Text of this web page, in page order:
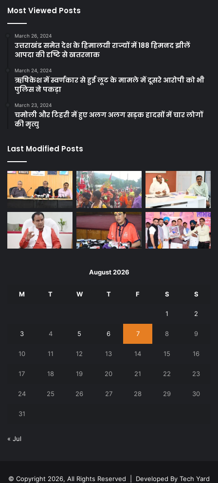
Most Viewed Posts
March 26, 2024
उत्तराखंड समेत देश के हिमालयी राज्यों में 188 हिमनद झीलें
आपदा की दृष्टि से खतरनाक
March 24, 2024
ऋषिकेश में स्वर्णकार से हुई लूट के मामले में दूसरे आरोपी को भी
पुलिस ने पकड़ा
March 23, 2024
चमोली और टिहरी में हुए अलग अलग सड़क हादसों में चार लोगों
की मृत्यु
Last Modified Posts
August 2026
M T W T F S S
1 2
3 4 5 6 7 8 9
10 11 12 13 14 15 16
17 18 19 20 21 22 23
24 25 26 27 28 29 30
31
« Jul
© Copyright 2026, All Rights Reserved | Developed By Tech Yard